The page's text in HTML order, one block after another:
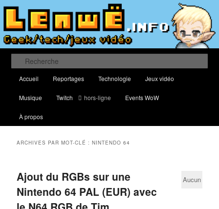
Aller
contenu
principal
Aller
contenu
secondaireLenwë – Culture geek, tech et jeux
vidéo
Blog traitant de culture geek, du web, de nouvelles technologies et de jeux
vidéo
Recherche
principal
Accueil Reportages Technologie Jeux vidéo
Musique Twitch hors-ligne Events WoW
À propos
ARCHIVES PAR MOT-CLÉ :NINTENDO 64
Ajout du RGBs sur une
Nintendo 64 PAL (EUR) avec
Aucun